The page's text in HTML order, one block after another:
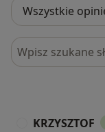
Szukaj w opiniach
KRZYSZTOF